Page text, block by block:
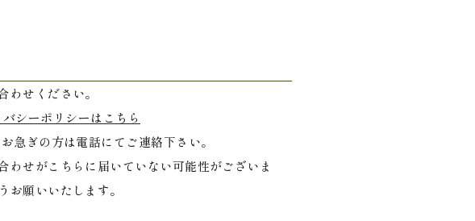
せください。
バシーポリシーはこちら
急ぎの方は電話にてご連絡下さい。
わせがこちらに届いていない可能性がございま
願いいたします。